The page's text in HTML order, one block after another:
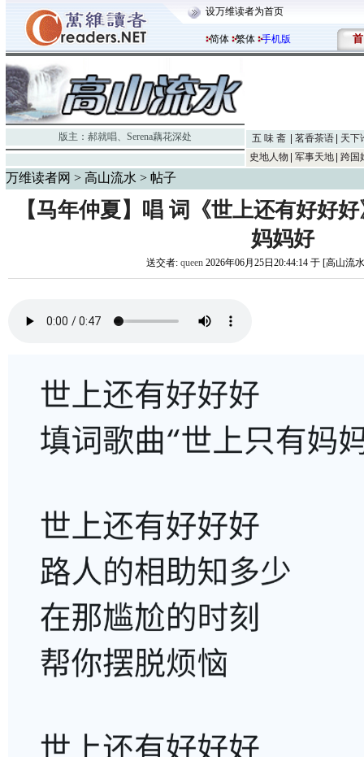
设万维读者为首页
简体 繁体 手机版 首
版主： 郝就唱、 Serena藕花深处 五 味 斋 茗香茶语
天下
史地人物
军事天地 跨国
万维读者网 > 高山流水 > 帖子
【马年仲夏】唱 词《世上还有好好
妈妈好
送交者: queen2026年06月25日20:44:14 于 [高山流